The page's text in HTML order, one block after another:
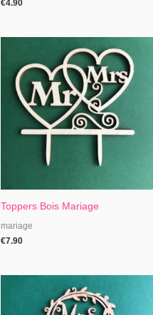
€4.90
Toppers Bois Mariage
mariage
€7.90